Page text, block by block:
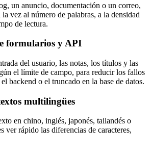
un anuncio, documentación o un correo,
la vez al número de palabras, a la densidad
de lectura.
formularios y API
del usuario, las notas, los títulos y las
el límite de campo, para reducir los fallos
backend o el truncado en la base de datos.
multilingües
en chino, inglés, japonés, tailandés o
ver rápido las diferencias de caracteres,